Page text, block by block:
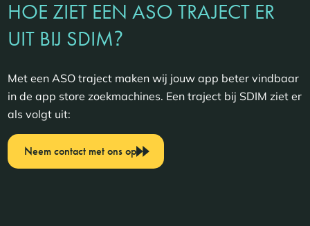
HOE ZIET EEN ASO TRAJECT ER
UIT BIJ SDIM?
Met een ASO traject maken wij jouw app beter vindbaar
in de app store zoekmachines. Een traject bij SDIM ziet er
als volgt uit:
Neem contact met ons op